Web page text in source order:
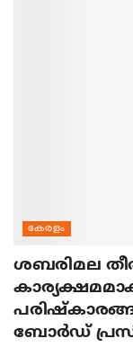
കേരളം
ശബരിമല
ബോര്‍ഡ്